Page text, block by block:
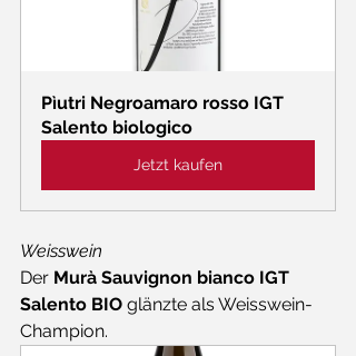
Pìutri Negroamaro rosso IGT
Salento biologico
Jetzt kaufen
Weisswein
Der Murà Sauvignon bianco IGT
Salento BIO glänzte als Weisswein-
Champion.